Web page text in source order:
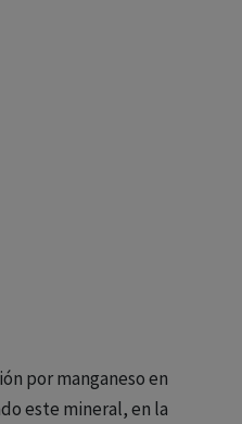
por manganeso en
este mineral, en la